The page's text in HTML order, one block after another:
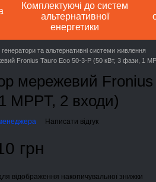
Комплектуючі до систем
альтернативної
енергетики
генератори та альтернативні системи живлення
Fronius Tauro Eco 50-3-P (50 кВт, 3 фази, 1
мережевий
MPPT, 2 входи)
Написати відгук
грн
відображення накопичувальної знижки